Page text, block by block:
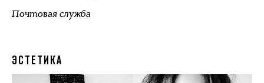
Почтовая служба
ЭСТЕТИКА